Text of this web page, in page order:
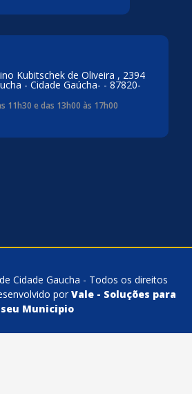
Kubitschek de Oliveira , 2394
- Cidade Gaúcha- - 87820-
11h30 e das 13h00 às 17h00
Cidade Gaucha - Todos os direitos
por Vale - Soluções para
seu Municipio